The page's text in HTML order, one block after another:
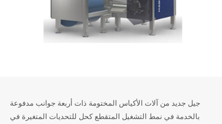
جيل جديد من آلات الأكياس المختومة ذات أربعة جوانب مدفوعة
بالخدمة في نمط التشغيل المتقطع كحل للتحديات المتغيرة في